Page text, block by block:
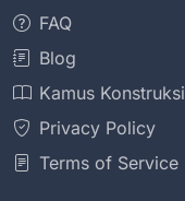
FAQ
Blog
Kamus Konstruksi
Privacy Policy
Terms of Service